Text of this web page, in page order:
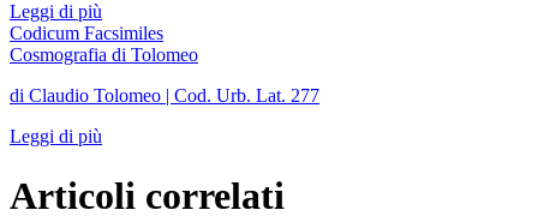
Leggi di più
Codicum Facsimiles
Cosmografia di Tolomeo
di Claudio Tolomeo | Cod. Urb. Lat. 277
Leggi di più
Articoli correlati